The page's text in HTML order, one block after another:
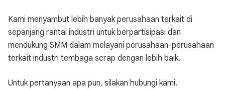
Kami menyambut lebih banyak perusahaan terkait di
sepanjang rantai industri untuk berpartisipasi dan
mendukung SMM dalam melayani perusahaan-perusahaan
terkait industri tembaga scrap dengan lebih baik.
Untuk pertanyaan apa pun, silakan hubungi kami.